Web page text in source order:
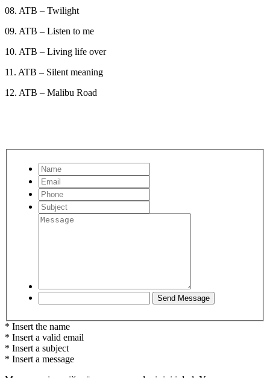
08. ATB – Twilight
09. ATB – Listen to me
10. ATB – Living life over
11. ATB – Silent meaning
12. ATB – Malibu Road
* Insert the name
* Insert a valid email
* Insert a subject
* Insert a message